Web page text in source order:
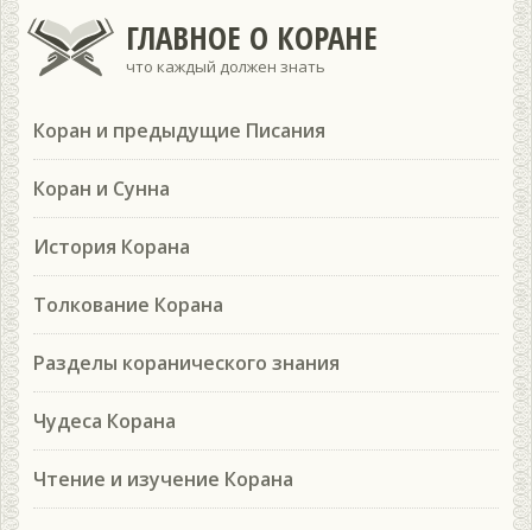
ГЛАВНОЕ О КОРАНЕ
что каждый должен знать
Коран и предыдущие Писания
Коран и Сунна
История Корана
Толкование Корана
Разделы коранического знания
Чудеса Корана
Чтение и изучение Корана